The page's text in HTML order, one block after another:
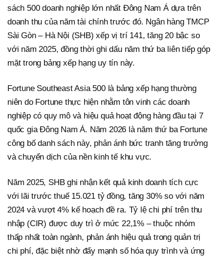
sách 500 doanh nghiệp lớn nhất Đông Nam Á dựa trên
doanh thu của năm tài chính trước đó. Ngân hàng TMCP
Sài Gòn – Hà Nội (SHB) xếp vị trí 141, tăng 20 bậc so
với năm 2025, đồng thời ghi dấu năm thứ ba liên tiếp góp
mặt trong bảng xếp hạng uy tín này.
Fortune Southeast Asia 500 là bảng xếp hạng thường
niên do Fortune thực hiện nhằm tôn vinh các doanh
nghiệp có quy mô và hiệu quả hoạt động hàng đầu tại 7
quốc gia Đông Nam Á. Năm 2026 là năm thứ ba Fortune
công bố danh sách này, phản ánh bức tranh tăng trưởng
và chuyển dịch của nền kinh tế khu vực.
Năm 2025, SHB ghi nhận kết quả kinh doanh tích cực
với lãi trước thuế 15.021 tỷ đồng, tăng 30% so với năm
2024 và vượt 4% kế hoạch đề ra. Tỷ lệ chi phí trên thu
nhập (CIR) được duy trì ở mức 22,1% – thuộc nhóm
thấp nhất toàn ngành, phản ánh hiệu quả trong quản trị
chi phí, đặc biệt nhờ đẩy mạnh số hóa quy trình và ứng